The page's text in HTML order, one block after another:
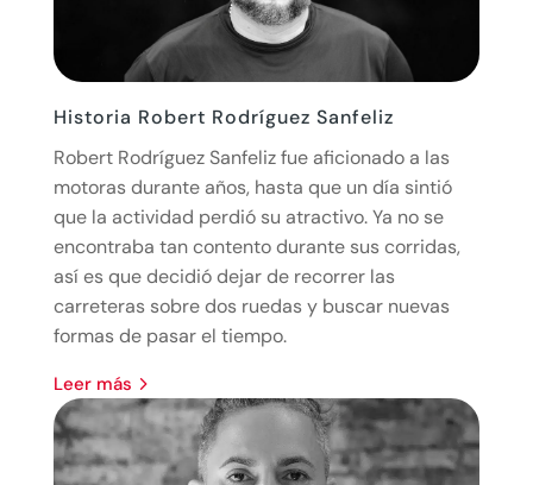
Historia Robert Rodríguez Sanfeliz
Robert Rodríguez Sanfeliz fue aficionado a las
motoras durante años, hasta que un día sintió
que la actividad perdió su atractivo. Ya no se
encontraba tan contento durante sus corridas,
así es que decidió dejar de recorrer las
carreteras sobre dos ruedas y buscar nuevas
formas de pasar el tiempo.
leer más